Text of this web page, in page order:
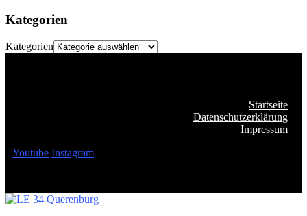
Kategorien
Kategorien
Startseite
Datenschutzerklärung
Impressum
Youtube Instagram